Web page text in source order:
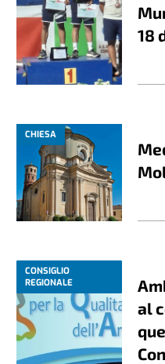
18
CHIESA
CONSIGLIO
REGIONALE
al